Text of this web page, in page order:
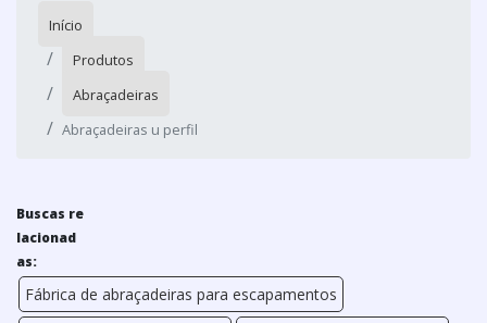
Início
Produtos
Abraçadeiras
Abraçadeiras u perfil
Buscas re
lacionad
as:
Fábrica de abraçadeiras para escapamentos